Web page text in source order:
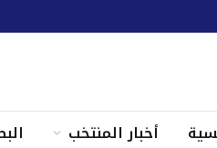
أخبار المنتخب